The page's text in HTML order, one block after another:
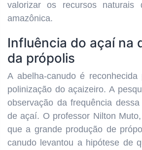
valorizar os recursos naturais
amazônica.
Influência do açaí na
da própolis
A abelha-canudo é
polinização do açaizeiro. A
observação da frequência
de açaí. O professor Nilton
que a grande produção de
canudo levantou a hipótese de